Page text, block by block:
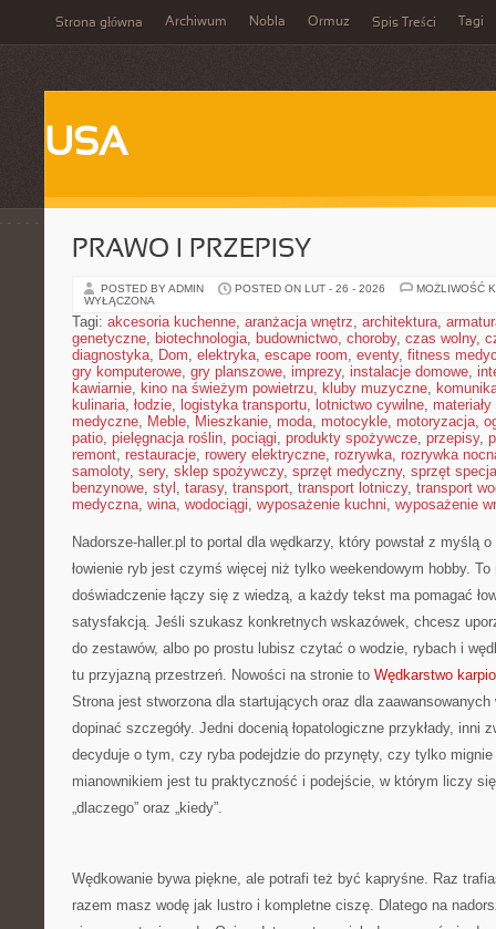
Strona główna Archiwum Nobla Ormuz Spis Treści Tagi
USA
PRAWO I PRZEPISY
POSTED BY ADMIN POSTED ON LUT - 26 - 2026
MOŻLIWOŚĆ
WYŁĄCZONA
Tagi: akcesoria kuchenne, aranżacja wnętrz, architektura,
genetyczne, biotechnologia, budownictwo, choroby, czas wolny,
diagnostyka, Dom, elektryka, escape room, eventy, fitness
gry komputerowe, gry planszowe, imprezy, instalacje domowe,
kawiarnie, kino na świeżym powietrzu, kluby muzyczne,
kulinaria, łodzie, logistyka transportu, lotnictwo cywilne,
medyczne, Meble, Mieszkanie, moda, motocykle, motoryzacja,
patio, pielęgnacja roślin, pociągi, produkty spożywcze, przepisy,
remont, restauracje, rowery elektryczne, rozrywka, rozrywka
samoloty, sery, sklep spożywczy, sprzęt medyczny, sprzęt
benzynowe, styl , tarasy, transport, transport lotniczy, transport
medyczna, wina, wodociągi, wyposażenie kuchni, wyposażenie
Nadorsze-haller.pl to portal dla wędkarzy, który powstał z myślą
łowienie ryb jest czymś więcej niż tylko weekendowym hobby.
doświadczenie łączy się z wiedzą, a każdy tekst ma pomagać
satysfakcją. Jeśli szukasz konkretnych wskazówek, chcesz
do zestawów, albo po prostu lubisz czytać o wodzie, rybach i
tu przyjazną przestrzeń. Nowości na stronie to Wędkarstwo
Strona jest stworzona dla startujących oraz dla
dopinać szczegóły. Jedni docenią łopatologiczne przykłady, inni
decyduje o tym, czy ryba podejdzie do przynęty, czy tylko
mianownikiem jest tu praktyczność i podejście, w którym liczy
„dlaczego” oraz „kiedy”.
Wędkowanie bywa piękne, ale potrafi też być kapryśne. Raz
razem masz wodę jak lustro i kompletne ciszę. Dlatego na